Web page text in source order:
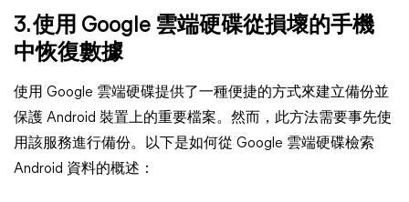
3. 使用 Google 雲端硬碟從損壞的手機
中恢復數據
使用 Google 雲端硬碟提供了一種便捷的方式來建立備份並
保護 Android 裝置上的重要檔案。然而，此方法需要事先使
用該服務進行備份。以下是如何從 Google 雲端硬碟檢索
Android 資料的概述：